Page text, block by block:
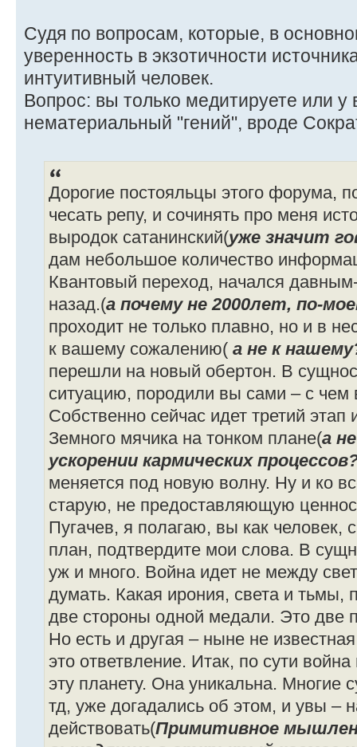
Судя по вопросам, которые, в
уверенность в экзотичности
интуитивный человек.
Вопрос: вы только медитируете или у
нематериальный "гений", вроде
Дорогие постояльцы этого форума,
чесать репу, и сочинять про меня
выродок сатанинский(уже значит
дам небольшое количество
Квантовый переход, начался
назад.(а почему не 2000лет, по-
проходит не только плавно, но и в
к вашему сожалению( а не к
перешли на новый обертон. В
ситуацию, породили вы сами – с чем
Собственно сейчас идет третий этап
Земного мячика на тонком плане(а
ускорении кармических
меняется под новую волну. Ну и ко
старую, не предоставляющую
Пугачев, я полагаю, вы как человек,
план, подтвердите мои слова. В
уж и много. Война идет не между
думать. Какая ирония, света и тьмы,
две стороны одной медали. Это две
Но есть и другая – ныне не
это ответвление. Итак, по сути
эту планету. Она уникальна. Многие
тд, уже догадались об этом, и увы –
действовать(Примитивное